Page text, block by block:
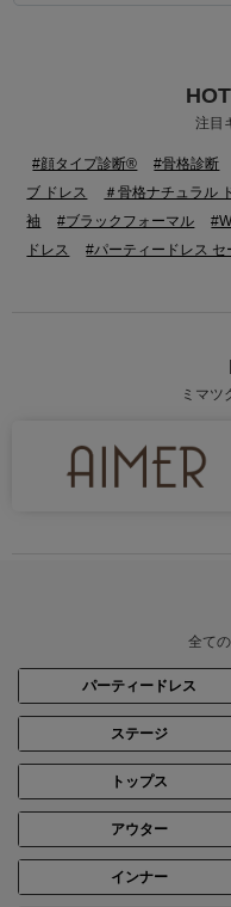
注目
#顔タイプ診断® #骨格診断
ブ ドレス
＃骨格ナチュラル
袖
#ブラックフォーマル
ドレス
#パーティードレス セ
ミマツ
全て
パーティードレス
ステージ
トップス
アウター
インナー